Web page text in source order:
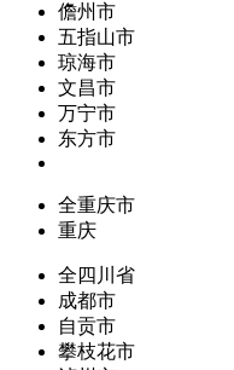
儋州市
五指山市
琼海市
文昌市
万宁市
东方市
全重庆市
重庆
全四川省
成都市
自贡市
攀枝花市